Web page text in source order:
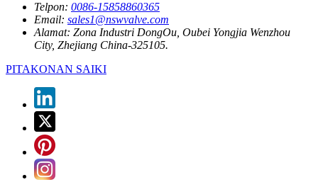
Telpon: 0086-15858860365
Email: sales1@nswvalve.com
Alamat: Zona Industri DongOu, Oubei Yongjia Wenzhou
City, Zhejiang China-325105.
PITAKONAN SAIKI